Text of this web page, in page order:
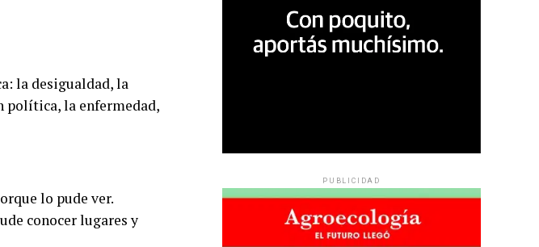
la desigualdad, la
política, la enfermedad,
lo pude ver.
conocer lugares y
PUBLICIDAD